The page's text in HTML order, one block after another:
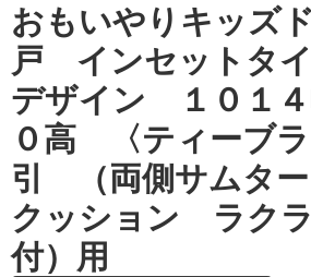
おもいやりキッズ
戸 インセットタ
デザイン １０１
０高 〈ティーブ
引 （両側サムタ
クッション ラク
付）用